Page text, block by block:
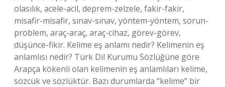
olasılık, acele-acil, deprem-zelzele, fakir-fakir,
misafir-misafir, sınav-sınav, yöntem-yöntem, sorun-
problem, araç-araç, araç-cihaz, görev-görev,
düşünce-fikir. Kelime eş anlamı nedir? Kelimenin eş
anlamlısı nedir? Türk Dil Kurumu Sözlüğüne göre
Arapça kökenli olan kelimenin eş anlamlıları kelime,
sözcük ve sözlüktür. Bazı durumlarda “kelime” bir